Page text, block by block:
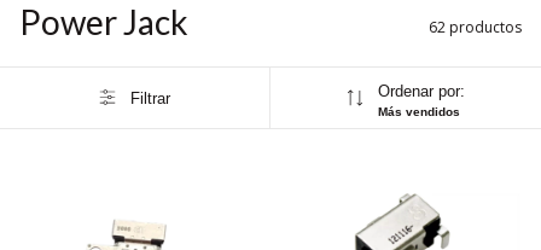
Power Jack 62 productos
Filtrar Ordenar por:
Más vendidos